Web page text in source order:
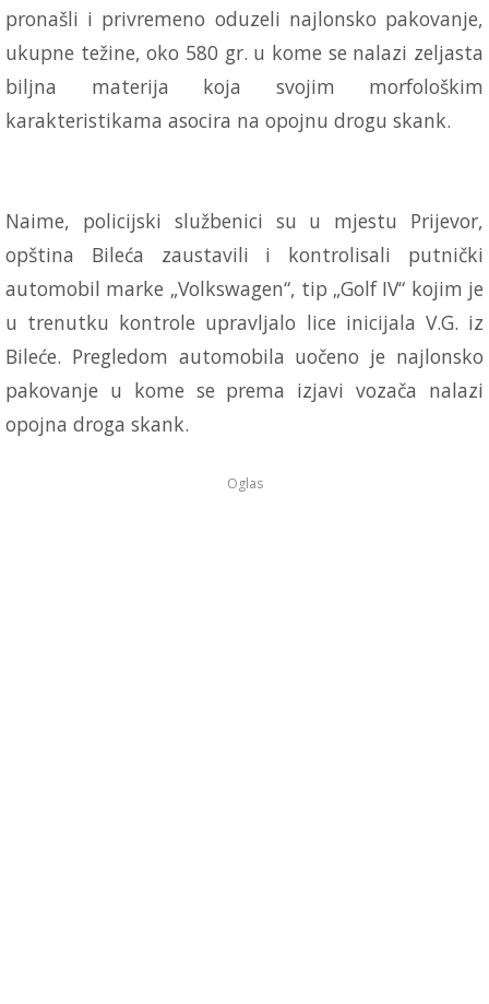
pronašli i privremeno oduzeli najlonsko pakovanje,
ukupne težine, oko 580 gr. u kome se nalazi zeljasta
biljna materija koja svojim morfološkim
karakteristikama asocira na opojnu drogu skank.
Naime, policijski službenici su u mjestu Prijevor,
opština Bileća zaustavili i kontrolisali putnički
automobil marke „Volkswagen“, tip „Golf IV“ kojim je
u trenutku kontrole upravljalo lice inicijala V.G. iz
Bileće. Pregledom automobila uočeno je najlonsko
pakovanje u kome se prema izjavi vozača nalazi
opojna droga skank.
Oglas